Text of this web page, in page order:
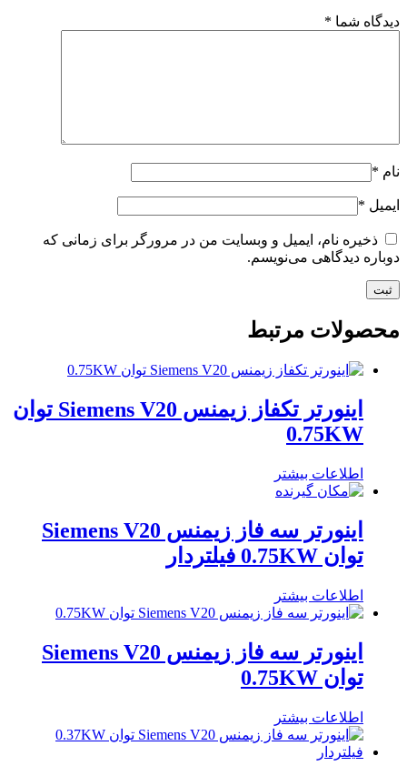
دیدگاه شما *
نام *
ایمیل *
ذخیره نام، ایمیل و وبسایت من در مرورگر برای زمانی که
دوباره دیدگاهی می‌نویسم.
محصولات مرتبط
اینورتر تکفاز زیمنس Siemens V20 توان
0.75KW
اطلاعات بیشتر
اینورتر سه فاز زیمنس Siemens V20
توان 0.75KW فیلتردار
اطلاعات بیشتر
اینورتر سه فاز زیمنس Siemens V20
توان 0.75KW
اطلاعات بیشتر